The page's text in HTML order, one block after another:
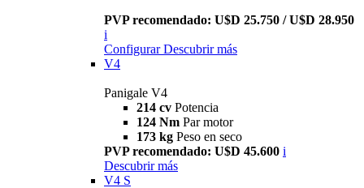
PVP recomendado: U$D 25.750 / U$D 28.950
i
Configurar Descubrir más
V4
Panigale V4
214 cv Potencia
124 Nm Par motor
173 kg Peso en seco
PVP recomendado: U$D 45.600 i
Descubrir más
V4 S